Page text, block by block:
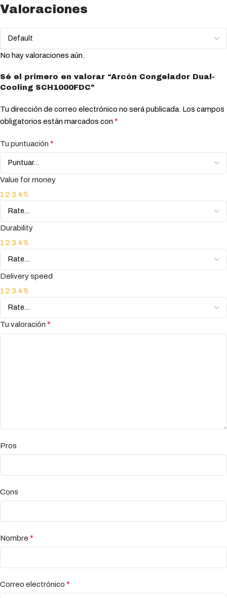
Valoraciones
No hay valoraciones aún.
Sé el primero en valorar “Arcón Congelador Dual-
Cooling SCH1000FDC”
Tu dirección de correo electrónico no será publicada. Los campos
obligatorios están marcados con *
Tu puntuación *
Value for money
1 2 3 4 5
Durability
1 2 3 4 5
Delivery speed
1 2 3 4 5
Tu valoración *
Pros
Cons
Nombre *
Correo electrónico *